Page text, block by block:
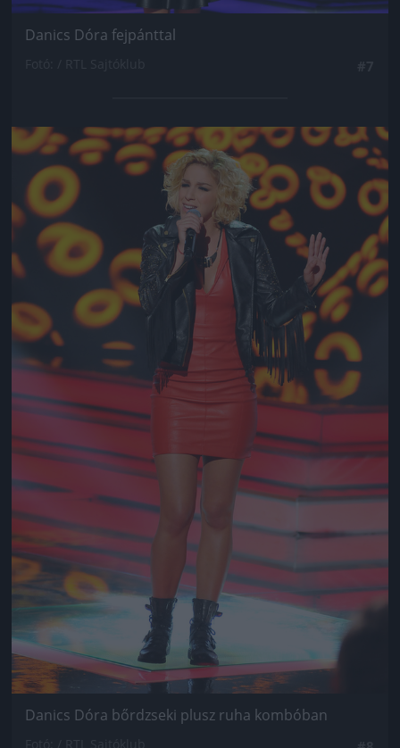
Danics Dóra fejpánttal
Jön még kép!
Danics Dóra bőrdzseki plusz ruha kombóban